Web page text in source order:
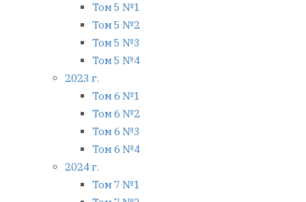
Том 5 №1
Том 5 №2
Том 5 №3
Том 5 №4
2023 г.
Том 6 №1
Том 6 №2
Том 6 №3
Том 6 №4
2024 г.
Том 7 №1